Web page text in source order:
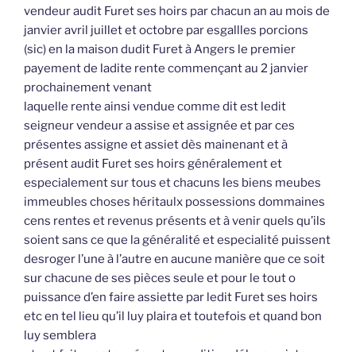
vendeur audit Furet ses hoirs par chacun an au mois de
janvier avril juillet et octobre par esgallles porcions
(sic) en la maison dudit Furet à Angers le premier
payement de ladite rente commençant au 2 janvier
prochainement venant
laquelle rente ainsi vendue comme dit est ledit
seigneur vendeur a assise et assignée et par ces
présentes assigne et assiet dès mainenant et à
présent audit Furet ses hoirs généralement et
especialement sur tous et chacuns les biens meubes
immeubles choses héritaulx possessions dommaines
cens rentes et revenus présents et à venir quels qu’ils
soient sans ce que la généralité et especialité puissent
desroger l’une à l’autre en aucune manière que ce soit
sur chacune de ses pièces seule et pour le tout o
puissance d’en faire assiette par ledit Furet ses hoirs
etc en tel lieu qu’il luy plaira et toutefois et quand bon
luy semblera